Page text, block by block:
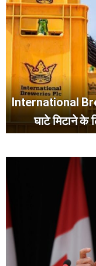
International
घाटे मिटाने के